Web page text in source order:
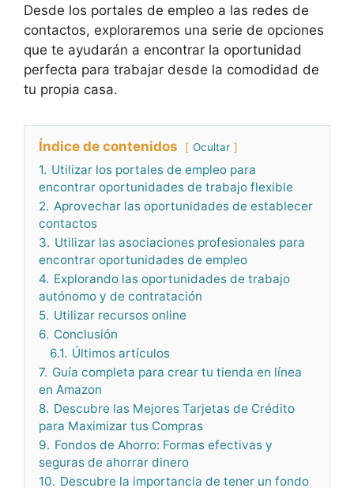
Desde los portales de empleo a las redes de
contactos, exploraremos una serie de opciones
que te ayudarán a encontrar la oportunidad
perfecta para trabajar desde la comodidad de
tu propia casa.
Índice de contenidos Ocultar
1. Utilizar los portales de empleo para
encontrar oportunidades de trabajo flexible
2. Aprovechar las oportunidades de establecer
contactos
3. Utilizar las asociaciones profesionales para
encontrar oportunidades de empleo
4. Explorando las oportunidades de trabajo
autónomo y de contratación
5. Utilizar recursos online
6. Conclusión
6.1. Últimos artículos
7. Guía completa para crear tu tienda en línea
en Amazon
8. Descubre las Mejores Tarjetas de Crédito
para Maximizar tus Compras
9. Fondos de Ahorro: Formas efectivas y
seguras de ahorrar dinero
10. Descubre la importancia de tener un fondo